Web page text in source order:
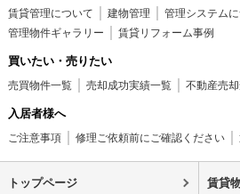
賃貸管理について 建物管理 管理システム
管理物件ギャラリー
賃貸リフォーム事例
買いたい・売りたい
売買物件一覧 売却成功実績一覧 不動産売
入居者様へ
ご注意事項 修理ご依頼前にご確認ください
トップページ 賃貸